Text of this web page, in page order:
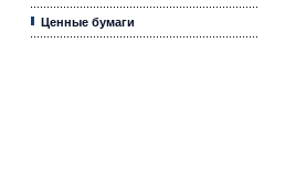
Ценные бумаги